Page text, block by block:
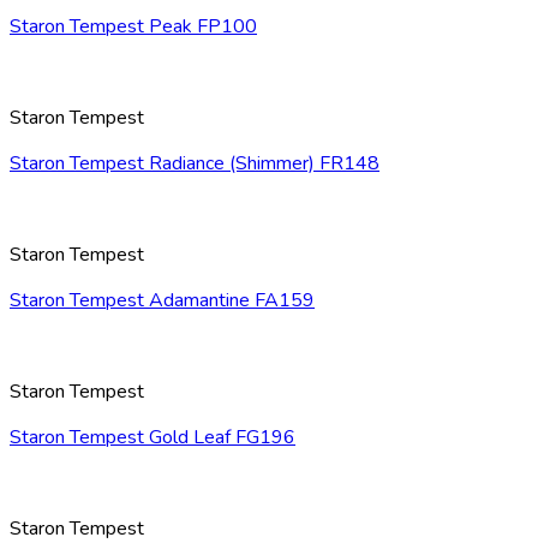
Staron Tempest Peak FP100
Staron Tempest
Staron Tempest Radiance (Shimmer) FR148
Staron Tempest
Staron Tempest Adamantine FA159
Staron Tempest
Staron Tempest Gold Leaf FG196
Staron Tempest